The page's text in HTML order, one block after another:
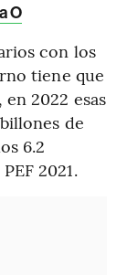
O
con los
tiene que
2022 esas
de
6.2
2021.